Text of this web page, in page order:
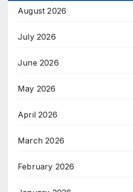
August 2026
July 2026
June 2026
May 2026
April 2026
March 2026
February 2026